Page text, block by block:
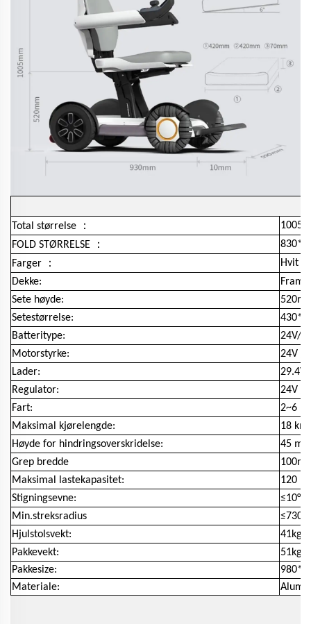
Total størrelse ：
FOLD STØRRELSE
：
Farger
：
Hvit
Dekke:
Fram
Sete høyde:
Setestørrelse:
Batteritype:
24V/
Motorstyrke:
24V /
Lader:
29.4V
Regulator:
24V /
Fart:
2~6
Maksimal kjørelengde:
18 km
Høyde for hindringsoverskridelse:
45
Grep bredde
Maksimal lastekapasitet:
120 kg
Stigningsevne:
≤10°
Min.streksradius
Hjulstolsvekt:
41kgs
Pakkevekt:
51kg
Pakkesize:
Materiale: